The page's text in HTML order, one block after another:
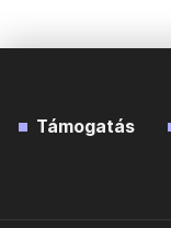
Támogatás